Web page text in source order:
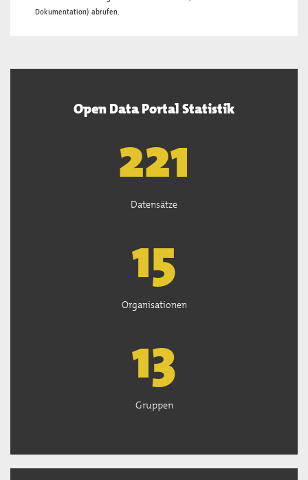
Dokumentation) abrufen.
Open Data Portal Statistik
222
Datensätze
15
Organisationen
13
Gruppen